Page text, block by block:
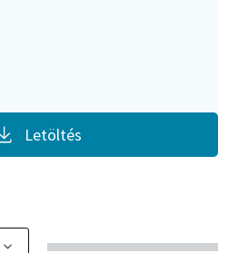
Letöltés